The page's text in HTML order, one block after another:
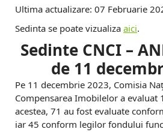
Ultima actualizare: 07 Februarie
Sedinta se poate vizualiza aici.
Sedinte CNCI –
de 11
Pe 11 decembrie 2023, Comisia
Compensarea Imobilelor a evaluat
acestea, 71 au fost evaluate
iar 45 conform legilor fondului